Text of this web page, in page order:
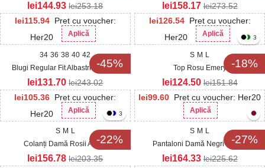
lei115.94 Pret cu voucher:
Her20
Aplică
lei144.93 lei253.18
lei126.54 Pret cu voucher:
Her20
Aplică
lei158.17 lei273.52
-45%
34 36 38 40 42
Blugi Regular Fit Albastri Sushmy
lei105.36 Pret cu voucher:
Her20
Aplică
lei131.70 lei243.02
-18%
3
S M L
Top Rosu Emery
lei99.60 Pret cu voucher: Her20
Aplică
lei124.50 lei151.84
-22%
3
S M L
Colanți Damă Rosii Aisley
lei156.78 lei203.35
-27%
S M L
Pantaloni Damă Negri Leona
lei164.33 lei225.62